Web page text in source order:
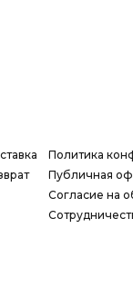
Политика
Публичная
Согласие на